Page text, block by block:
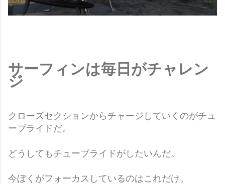
サーフィンは毎日がチャレン
ジ
クローズセクションからチャージしていくのがチュ
ーブライドだ。
どうしてもチューブライドがしたいんだ。
今ぼくがフォーカスしているのはこれだけ。